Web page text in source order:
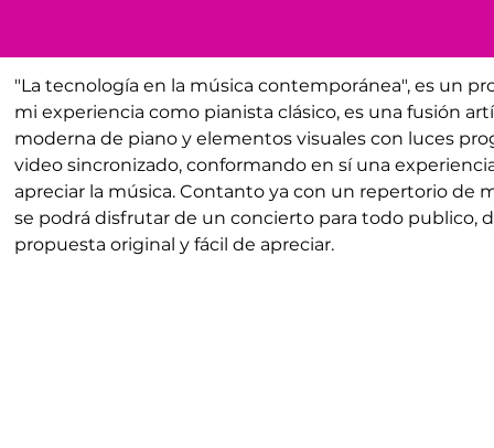
"La tecnología en la música contemporánea", es un
mi experiencia como pianista clásico, es una fusión
moderna de piano y elementos visuales con luces
video sincronizado, conformando en sí una
apreciar la música. Contanto ya con un repertorio de
se podrá disfrutar de un concierto para todo publico,
propuesta original y fácil de apreciar.